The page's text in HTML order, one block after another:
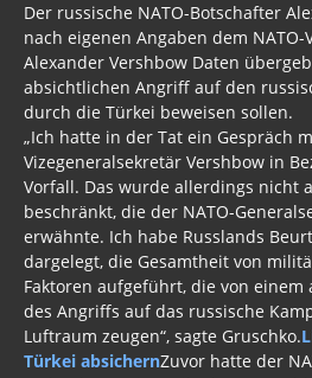
Der russische NATO-Botschafter
nach eigenen Angaben dem
Alexander Vershbow Daten
absichtlichen Angriff auf den
durch die Türkei beweisen sollen.
„Ich hatte in der Tat ein Gespräch
Vizegeneralsekretär Vershbow in
Vorfall. Das wurde allerdings nicht
beschränkt, die der NATO-
erwähnte. Ich habe Russlands
dargelegt, die Gesamtheit von
Faktoren aufgeführt, die von
des Angriffs auf das russische
Luftraum zeugen“, sagte Gruschko.
Türkei absichernZuvor hatte der